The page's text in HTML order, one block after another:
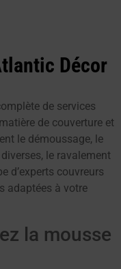
Décor
de services
de couverture et
le démoussage, le
le ravalement
d’experts couvreurs
adaptées à votre
la mousse